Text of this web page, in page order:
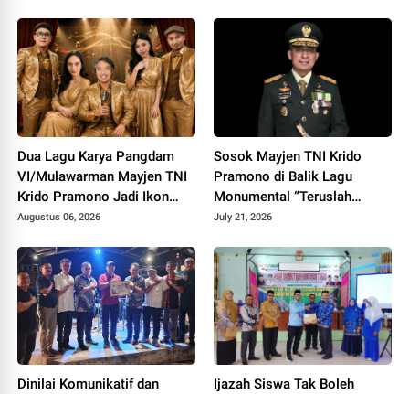
Dua Lagu Karya Pangdam
VI/Mulawarman Mayjen TNI
Krido Pramono Jadi Ikon
Singing Competition HUT ke
Augustus 06, 2026
Sosok Mayjen TNI Krido
Pramono di Balik Lagu
Monumental “Teruslah
Melangkah”
July 21, 2026
Dinilai Komunikatif dan
Ijazah Siswa Tak Boleh